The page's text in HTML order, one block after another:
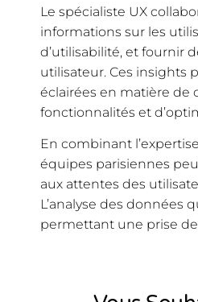
Le spécialiste UX
informations sur les
d’utilisabilité, et fournir
utilisateur. Ces insights
éclairées en matière
fonctionnalités et
En combinant
équipes parisiennes
aux attentes des
L’analyse des
permettant une prise